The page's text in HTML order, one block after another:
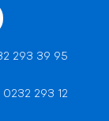
293 39 95
0232 293 12